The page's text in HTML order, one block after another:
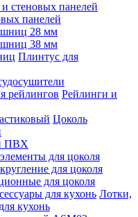
стеновых панелей
панелей
28 мм
38 мм
Плинтус для
Рейлинги и
Цоколь
ПВХ
для цоколя
для цоколя
для цоколя
Лотки,
кухонь